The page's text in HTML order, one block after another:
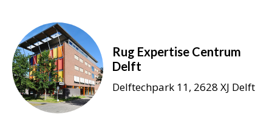
Rug Expertise Centrum
Delft
Delftechpark 11, 2628 XJ Delft